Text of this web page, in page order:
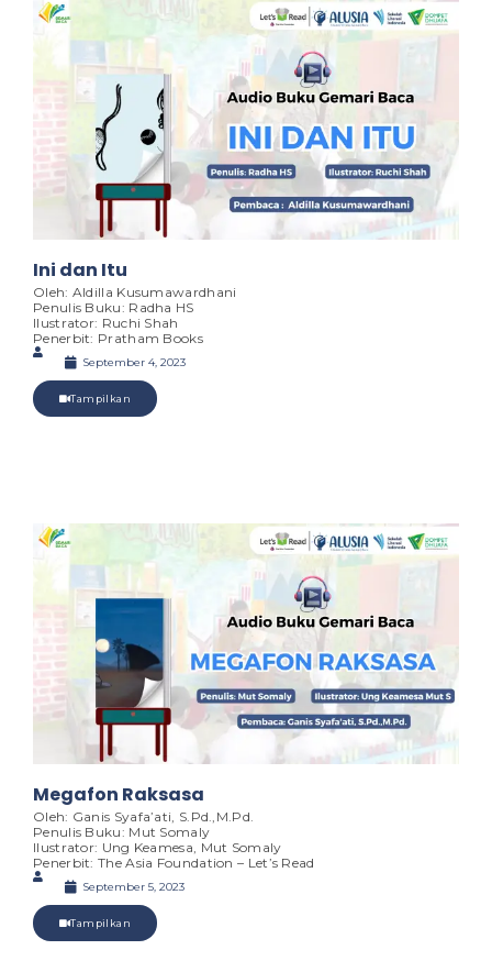
Ini dan Itu
Oleh: Aldilla Kusumawardhani
Penulis Buku: Radha HS
Ilustrator: Ruchi Shah
Penerbit: Pratham Books
September 4, 2023
Tampilkan
Megafon Raksasa
Oleh: Ganis Syafa’ati, S.Pd.,M.Pd.
Penulis Buku: Mut Somaly
Ilustrator: Ung Keamesa, Mut Somaly
Penerbit: The Asia Foundation – Let’s Read
September 5, 2023
Tampilkan